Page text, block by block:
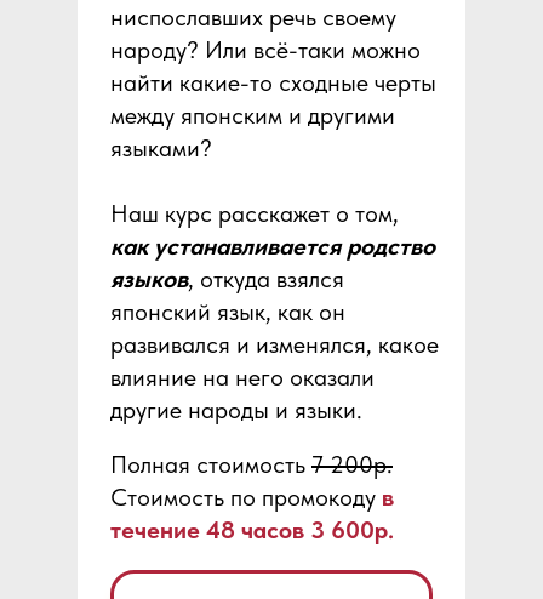
ниспославших речь своему
народу? Или всё-таки можно
найти какие-то сходные черты
между японским и другими
языками?
Наш курс расскажет о том,
как устанавливается родство
языков, откуда взялся
японский язык, как он
развивался и изменялся, какое
влияние на него оказали
другие народы и языки.
Полная стоимость 7 200р.
Стоимость по промокоду в
течение 48 часов 3 600р.